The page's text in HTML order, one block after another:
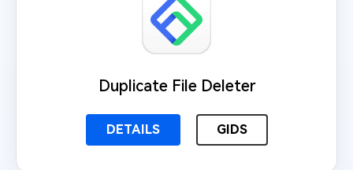
Duplicate File Deleter
DETAILS GIDS